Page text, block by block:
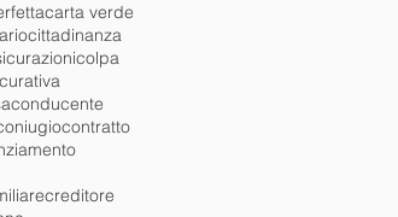
carta verde
cittadinanza
colpa
conducente
contratto
creditore